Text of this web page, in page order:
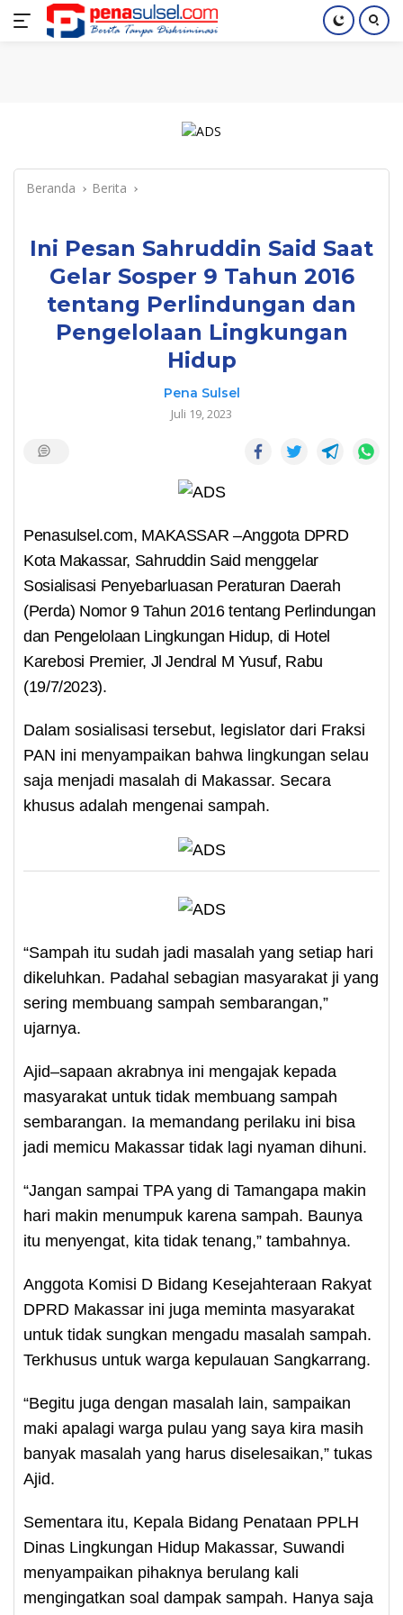
Langsung
Home Nasional Pendidikan Index
Beranda Berita
Ini Pesan Sahruddin Said Saat
Gelar Sosper 9 Tahun 2016
tentang Perlindungan dan
Pengelolaan Lingkungan
Hidup
Pena Sulsel
Juli 19, 2023
Penasulsel.com, MAKASSAR –Anggota DPRD
Kota Makassar, Sahruddin Said menggelar
Sosialisasi Penyebarluasan Peraturan Daerah
(Perda) Nomor 9 Tahun 2016 tentang Perlindungan
dan Pengelolaan Lingkungan Hidup, di Hotel
Karebosi Premier, Jl Jendral M Yusuf, Rabu
(19/7/2023).
Dalam sosialisasi tersebut, legislator dari Fraksi
PAN ini menyampaikan bahwa lingkungan selau
saja menjadi masalah di Makassar. Secara
khusus adalah mengenai sampah.
“Sampah itu sudah jadi masalah yang setiap hari
dikeluhkan. Padahal sebagian masyarakat ji yang
sering membuang sampah sembarangan,”
ujarnya.
Ajid–sapaan akrabnya ini mengajak kepada
masyarakat untuk tidak membuang sampah
sembarangan. Ia memandang perilaku ini bisa
jadi memicu Makassar tidak lagi nyaman dihuni.
“Jangan sampai TPA yang di Tamangapa makin
hari makin menumpuk karena sampah. Baunya
itu menyengat, kita tidak tenang,” tambahnya.
Anggota Komisi D Bidang Kesejahteraan Rakyat
DPRD Makassar ini juga meminta masyarakat
untuk tidak sungkan mengadu masalah sampah.
Terkhusus untuk warga kepulauan Sangkarrang.
“Begitu juga dengan masalah lain, sampaikan
maki apalagi warga pulau yang saya kira masih
banyak masalah yang harus diselesaikan,” tukas
Ajid.
Sementara itu, Kepala Bidang Penataan PPLH
Dinas Lingkungan Hidup Makassar, Suwandi
menyampaikan pihaknya berulang kali
mengingatkan soal dampak sampah. Hanya saja